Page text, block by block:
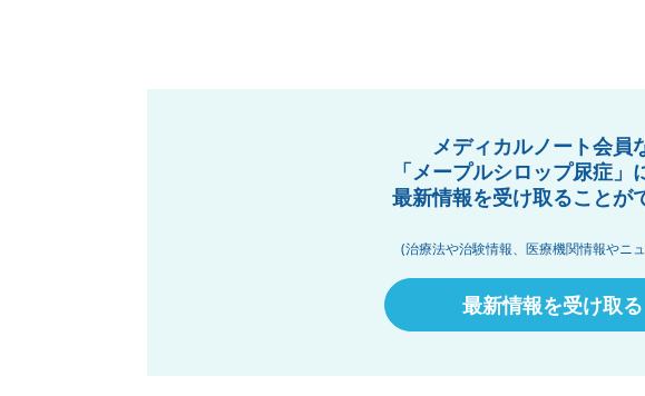
メディカルノート会員
「メープルシロップ尿症」
最新情報を受け取ることが
(治療法や治験情報、医療機関情報やニ
最新情報を受け取る